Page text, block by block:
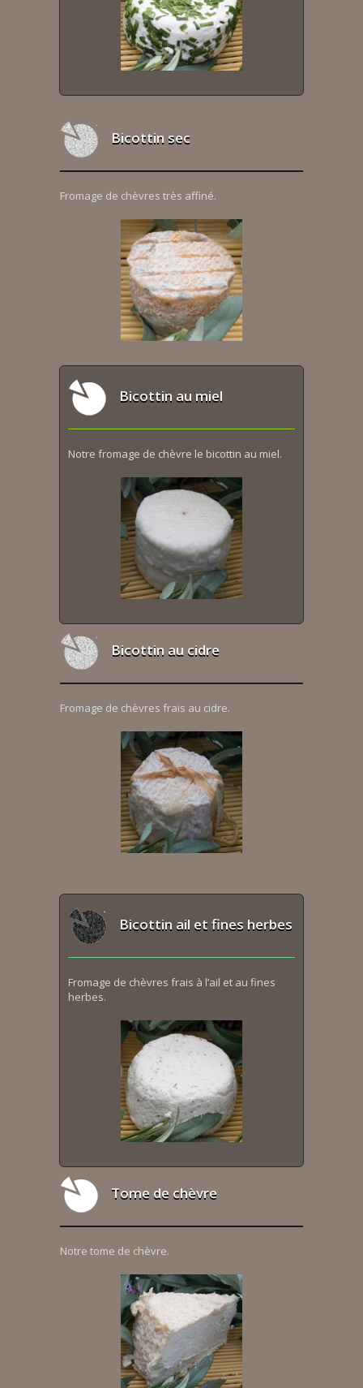
Bicottin sec
Fromage de chèvres très affiné.
Bicottin au miel
Notre fromage de chèvre le bicottin au miel.
Bicottin au cidre
Fromage de chèvres frais au cidre.
Bicottin ail et fines herbes
Fromage de chèvres frais à l’ail et au fines
herbes.
Tome de chèvre
Notre tome de chèvre.